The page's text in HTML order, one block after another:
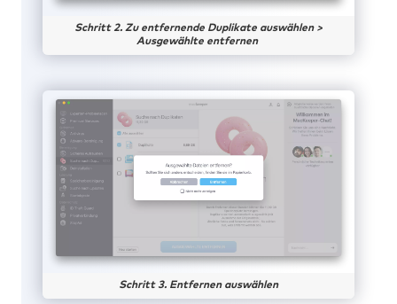
Schritt 2. Zu entfernende Duplikate auswählen >
Ausgewählte entfernen
Schritt 3. Entfernen auswählen